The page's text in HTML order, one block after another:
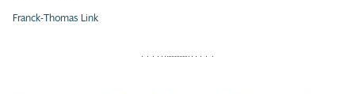
Franck-Thomas Link